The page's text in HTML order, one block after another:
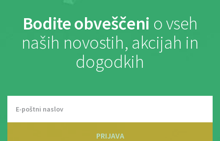
Bodite obveščeni o vseh
naših novostih, akcijah in
dogodkih
PRIJAVA